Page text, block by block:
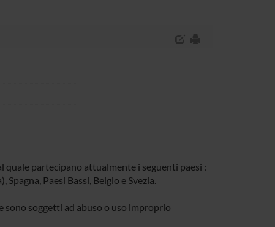
partecipano attualmente i seguenti paesi :
Paesi Bassi, Belgio e Svezia.
sono soggetti ad abuso o uso improprio